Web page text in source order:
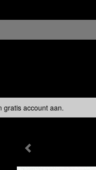
gratis account aan.